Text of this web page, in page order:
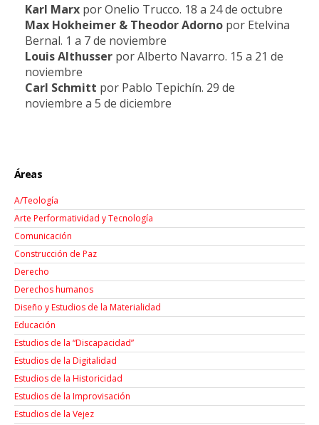
Karl Marx por Onelio Trucco. 18 a 24 de octubre
Max Hokheimer & Theodor Adorno por Etelvina
Bernal. 1 a 7 de noviembre
Louis Althusser por Alberto Navarro. 15 a 21 de
noviembre
Carl Schmitt por Pablo Tepichín. 29 de
noviembre a 5 de diciembre
Áreas
A/Teología
Arte Performatividad y Tecnología
Comunicación
Construcción de Paz
Derecho
Derechos humanos
Diseño y Estudios de la Materialidad
Educación
Estudios de la “Discapacidad”
Estudios de la Digitalidad
Estudios de la Historicidad
Estudios de la Improvisación
Estudios de la Vejez